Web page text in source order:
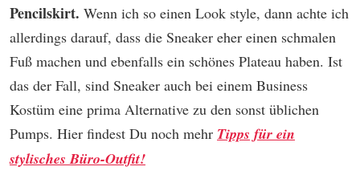
Pencilskirt. Wenn ich so einen Look style, dann achte ich
allerdings darauf, dass die Sneaker eher einen schmalen
Fuß machen und ebenfalls ein schönes Plateau haben. Ist
das der Fall, sind Sneaker auch bei einem Business
Kostüm eine prima Alternative zu den sonst üblichen
Pumps. Hier findest Du noch mehr Tipps für ein
stylisches Büro-Outfit!